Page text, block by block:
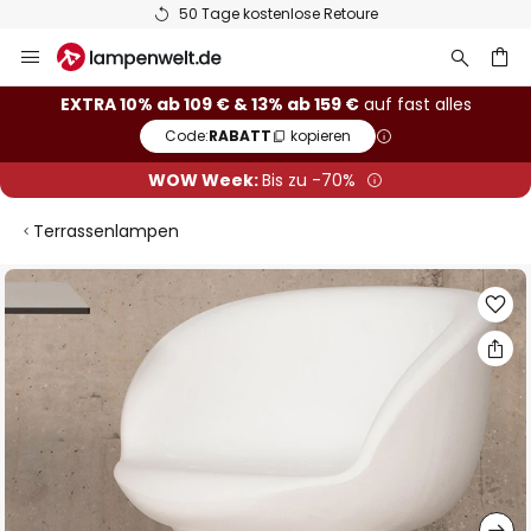
50 Tage kostenlose Retoure
Inhalt
springen
EXTRA 10% ab 109 € & 13% ab 159 €auf fast alles
Code:RABATT kopieren
WOW Week:Bis zu -70%
Terrassenlampen
Zum
Ende
der
Bildgalerie
springen